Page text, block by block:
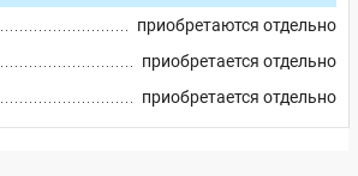
приобретаются отдельно
приобретается отдельно
приобретается отдельно